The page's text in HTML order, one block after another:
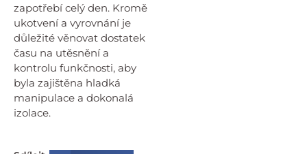
zapotřebí celý den. Kromě
ukotvení a vyrovnání je
důležité věnovat dostatek
času na utěsnění a
kontrolu funkčnosti, aby
byla zajištěna hladká
manipulace a dokonalá
izolace.